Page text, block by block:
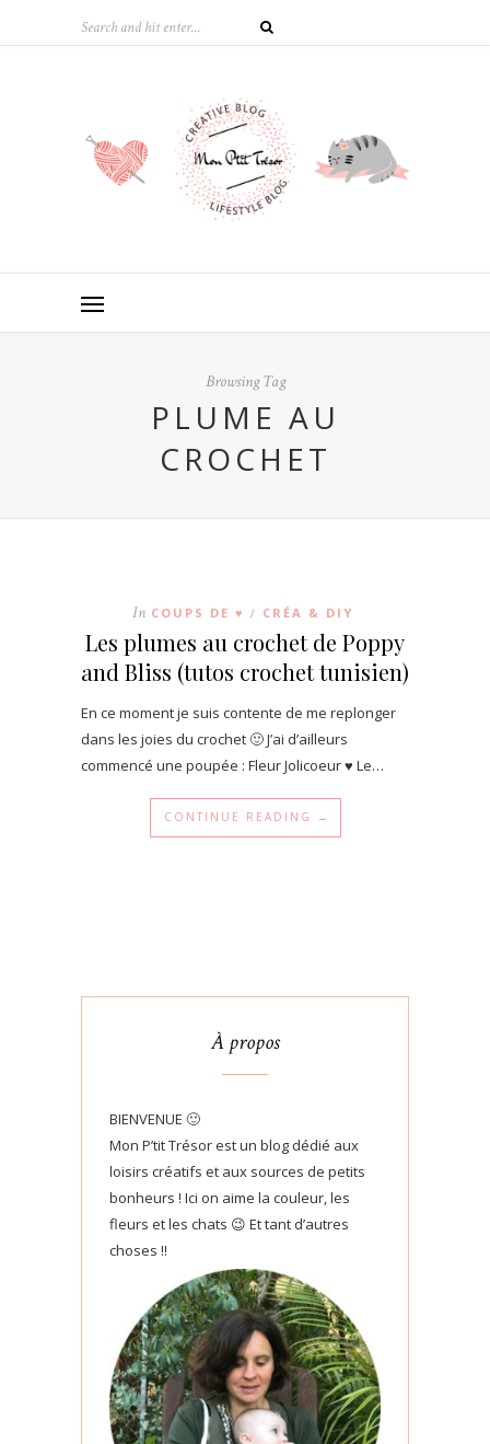
Browsing Tag
PLUME AU
CROCHET
In COUPS DE ♥ / CRÉA & DIY
Les plumes au crochet de Poppy
and Bliss (tutos crochet tunisien)
En ce moment je suis contente de me replonger
dans les joies du crochet 🙂 J’ai d’ailleurs
commencé une poupée : Fleur Jolicoeur ♥ Le…
CONTINUE READING →
À propos
BIENVENUE 🙂
Mon P’tit Trésor est un blog dédié aux
loisirs créatifs et aux sources de petits
bonheurs ! Ici on aime la couleur, les
fleurs et les chats 😉 Et tant d’autres
choses !!